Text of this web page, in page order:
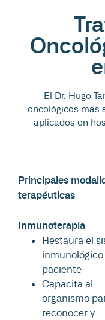
El Dr. Hugo
oncológicos más
aplicados en
Principales
terapéuticas
Inmunoterapia
Restaura el
inmunológico
paciente
Capacita al
organismo
reconocer y